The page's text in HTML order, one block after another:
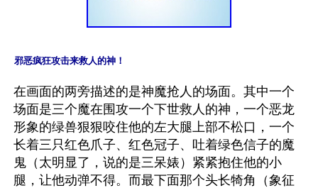
邪恶疯狂攻击来救人的神！
在画面的两旁描述的是神魔抢人的场面。其中一个
场面是三个魔在围攻一个下世救人的神，一个恶龙
形象的绿兽狠狠咬住他的左大腿上部不松口，一个
长着三只红色爪子、红色冠子、吐着绿色信子的魔
鬼（太明显了，说的是三呆婊）紧紧抱住他的小
腿，让他动弹不得。而最下面那个头长犄角（象征